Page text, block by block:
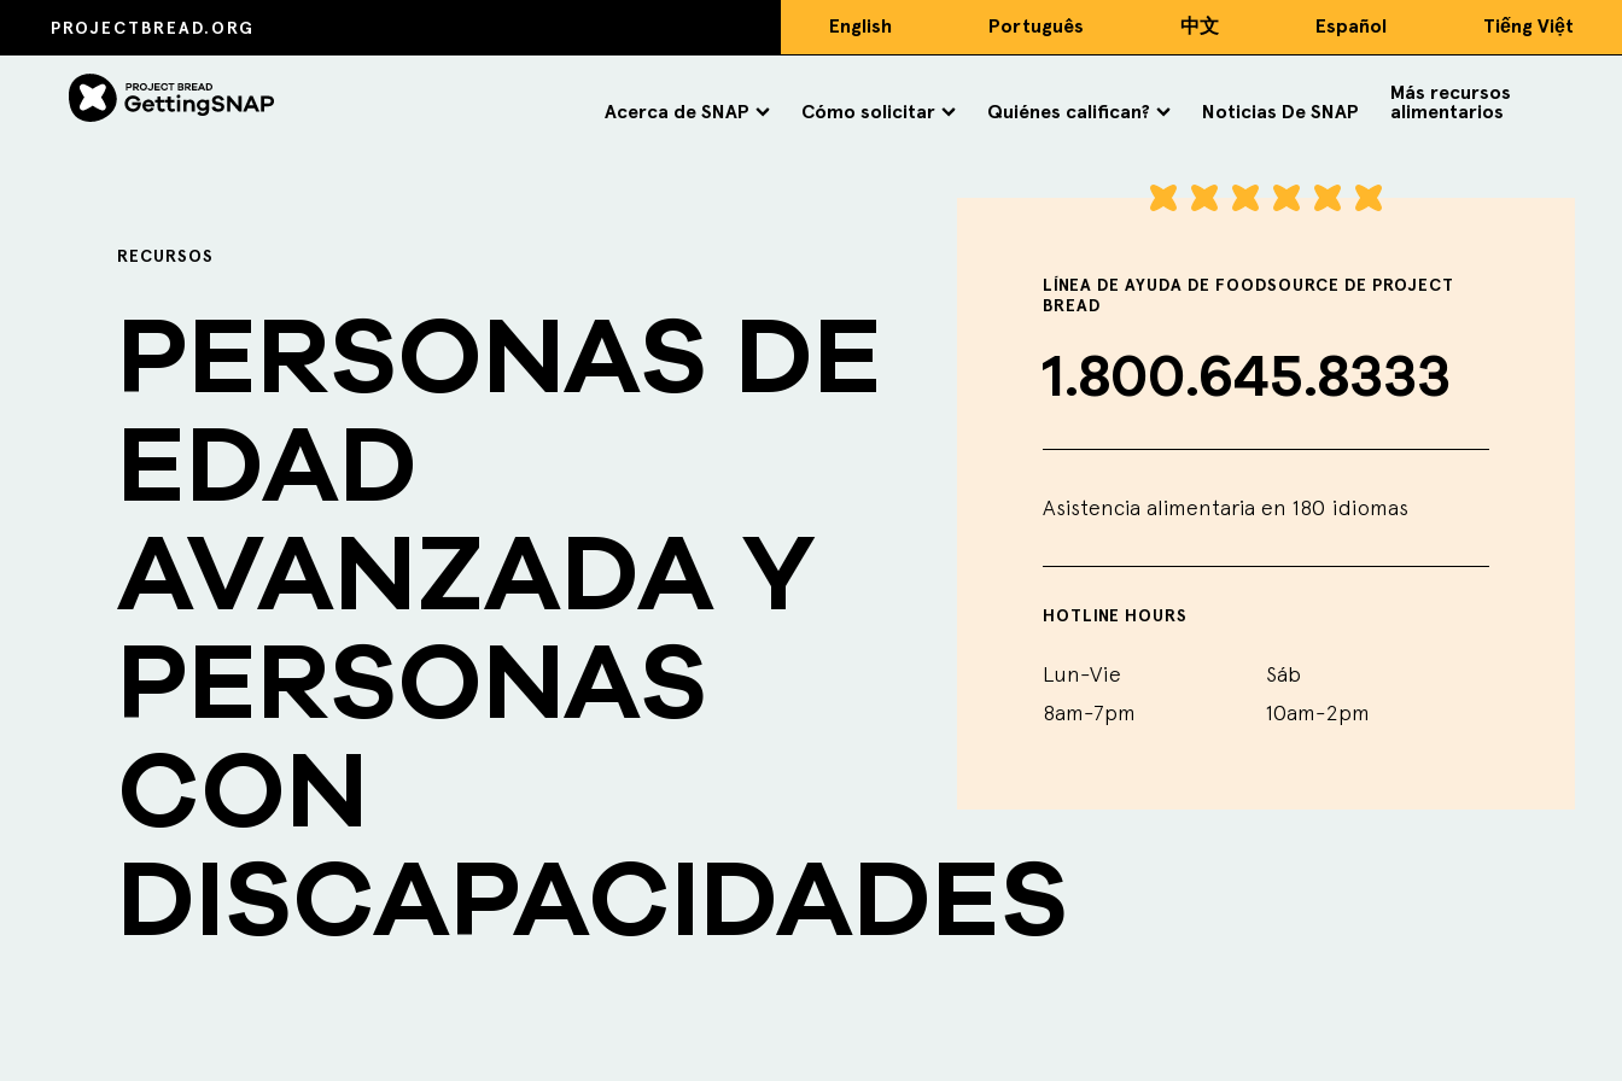
PROJECTBREAD.ORG English Português 中文 Español Tiếng Việt
Acerca de SNAP Cómo solicitar Quiénes califican? Noticias De SNAP
Más recursos
alimentarios
RECURSOS
PERSONAS DE
EDAD
AVANZADA Y
PERSONAS
CON
DISCAPACIDADES
LÍNEA DE AYUDA DE FOODSOURCE DE PROJECT
BREAD
1.800.645.8333
Asistencia alimentaria en 180 idiomas
HOTLINE HOURS
Lun-Vie
8am-7pm
Sáb
10am-2pm